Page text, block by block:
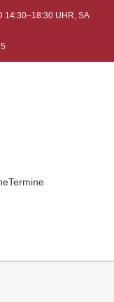
14:30–18:30 UHR, SA